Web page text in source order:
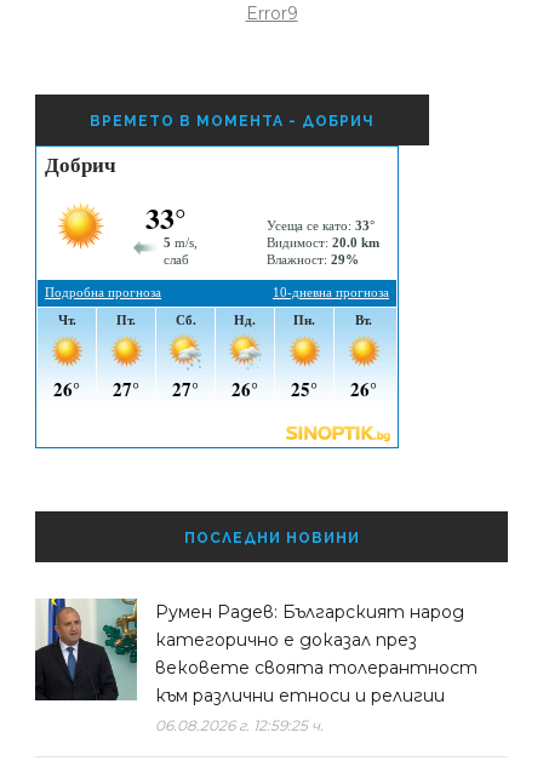
Error9
ВРЕМЕТО В МОМЕНТА - ДОБРИЧ
ПОСЛЕДНИ НОВИНИ
Румен Радев: Българският народ
категорично е доказал през
вековете своята толерантност
към различни етноси и религии
06.08.2026 г. 12:59:25 ч.